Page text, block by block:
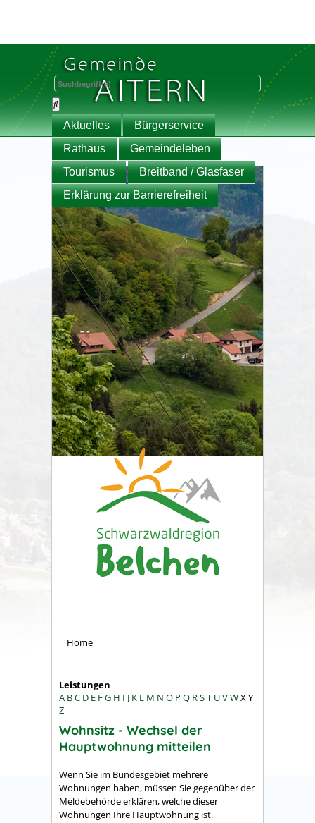
Aktuelles
Bürgerservice
Rathaus
Gemeindeleben
Tourismus
Breitband / Glasfaser
Erklärung zur Barrierefreiheit
Home
Leistungen
A BC D E FG H I J K L M N O P Q RST UVWXY
Z
Wohnsitz - Wechsel der
Hauptwohnung mitteilen
Wenn Sie im Bundesgebiet mehrere
Wohnungen haben, müssen Sie gegenüber der
Meldebehörde erklären, welche dieser
Wohnungen Ihre Hauptwohnung ist.